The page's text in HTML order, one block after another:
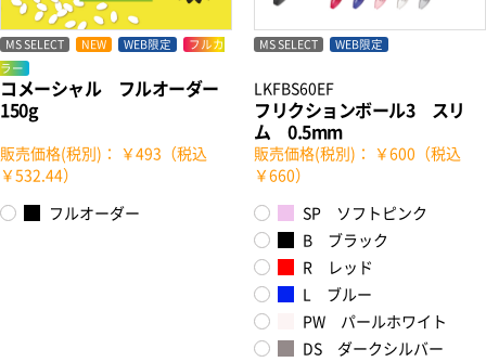
MS SELECT NEW WEB限定 フルカ
ラー
コメーシャル フルオーダー
150g
販売価格(税別)： ￥493（税込
￥532.44）
フルオーダー
MS SELECT WEB限定
LKFBS60EF
フリクションボール3 スリ
ム 0.5mm
販売価格(税別)： ￥600（税込
￥660）
SP ソフトピンク
B ブラック
R レッド
L ブルー
PW パールホワイト
DS ダークシルバー